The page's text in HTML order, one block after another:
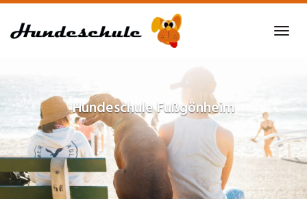
to
HundeschuleFußgönheim